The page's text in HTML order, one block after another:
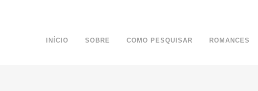
INÍCIO SOBRE COMO PESQUISAR ROMANCES